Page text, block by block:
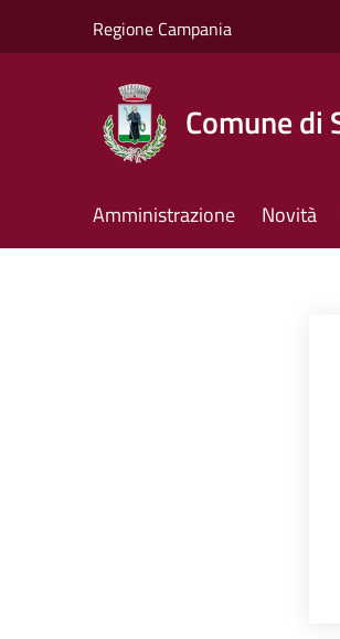
Regione Campania
Comune di
Amministrazione Novità